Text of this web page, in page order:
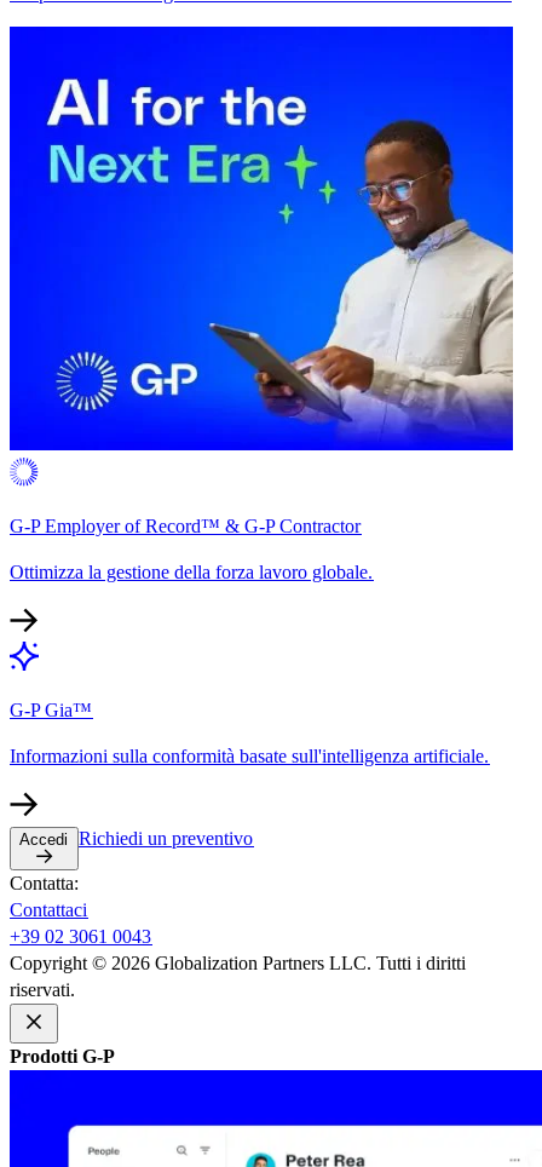
G-P Employer of Record™ & G-P Contractor​​
Ottimizza la gestione della forza lavoro globale.​​
G-P Gia™​​
Informazioni sulla conformità basate sull'intelligenza artificiale.​​
Accedi​​ Richiedi un preventivo​​
Contatta:​​
Contattaci​​
+39 02 3061 0043​​
Copyright © 2026 Globalization Partners LLC. Tutti i diritti
riservati.​​
Prodotti G-P​​